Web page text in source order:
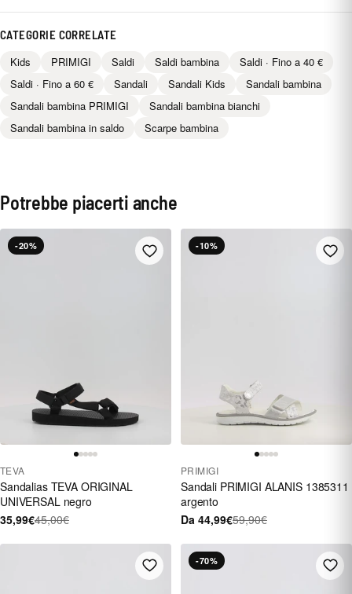
CATEGORIE CORRELATE
Kids PRIMIGI Saldi Saldi bambina
Saldi · Fino a 40 €
Saldi · Fino a 60 €
Sandali Sandali Kids
Sandali bambina
Sandali bambina PRIMIGI
Sandali bambina bianchi
Sandali bambina in saldo
Scarpe bambina
Potrebbe piacerti anche
-20%
TEVA
Sandalias TEVA ORIGINAL
UNIVERSAL negro
35,99€45,00€
-10%
PRIMIGI
Sandali PRIMIGI ALANIS 1385311
argento
Da 44,99€59,90€
-70%